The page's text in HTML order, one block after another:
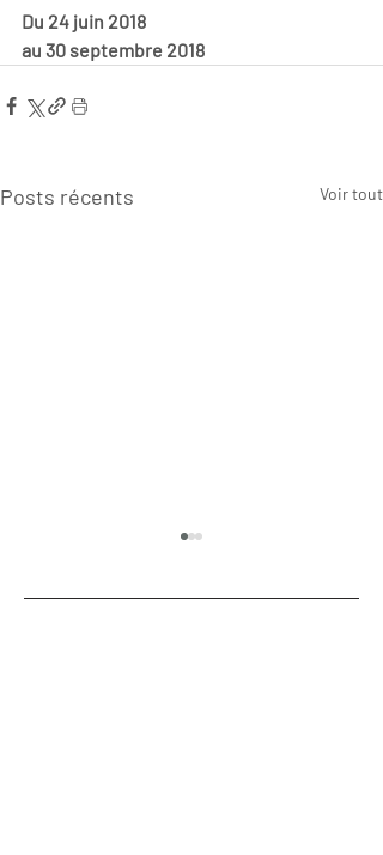
Du 24 juin 2018
au 30 septembre 2018
Posts récents Voir tout